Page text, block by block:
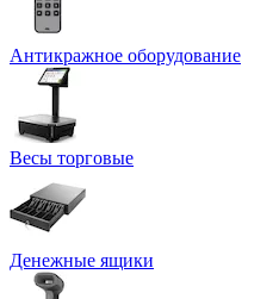
Антикражное оборудование
Весы торговые
Денежные ящики